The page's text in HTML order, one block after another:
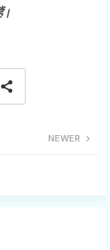
NEWER